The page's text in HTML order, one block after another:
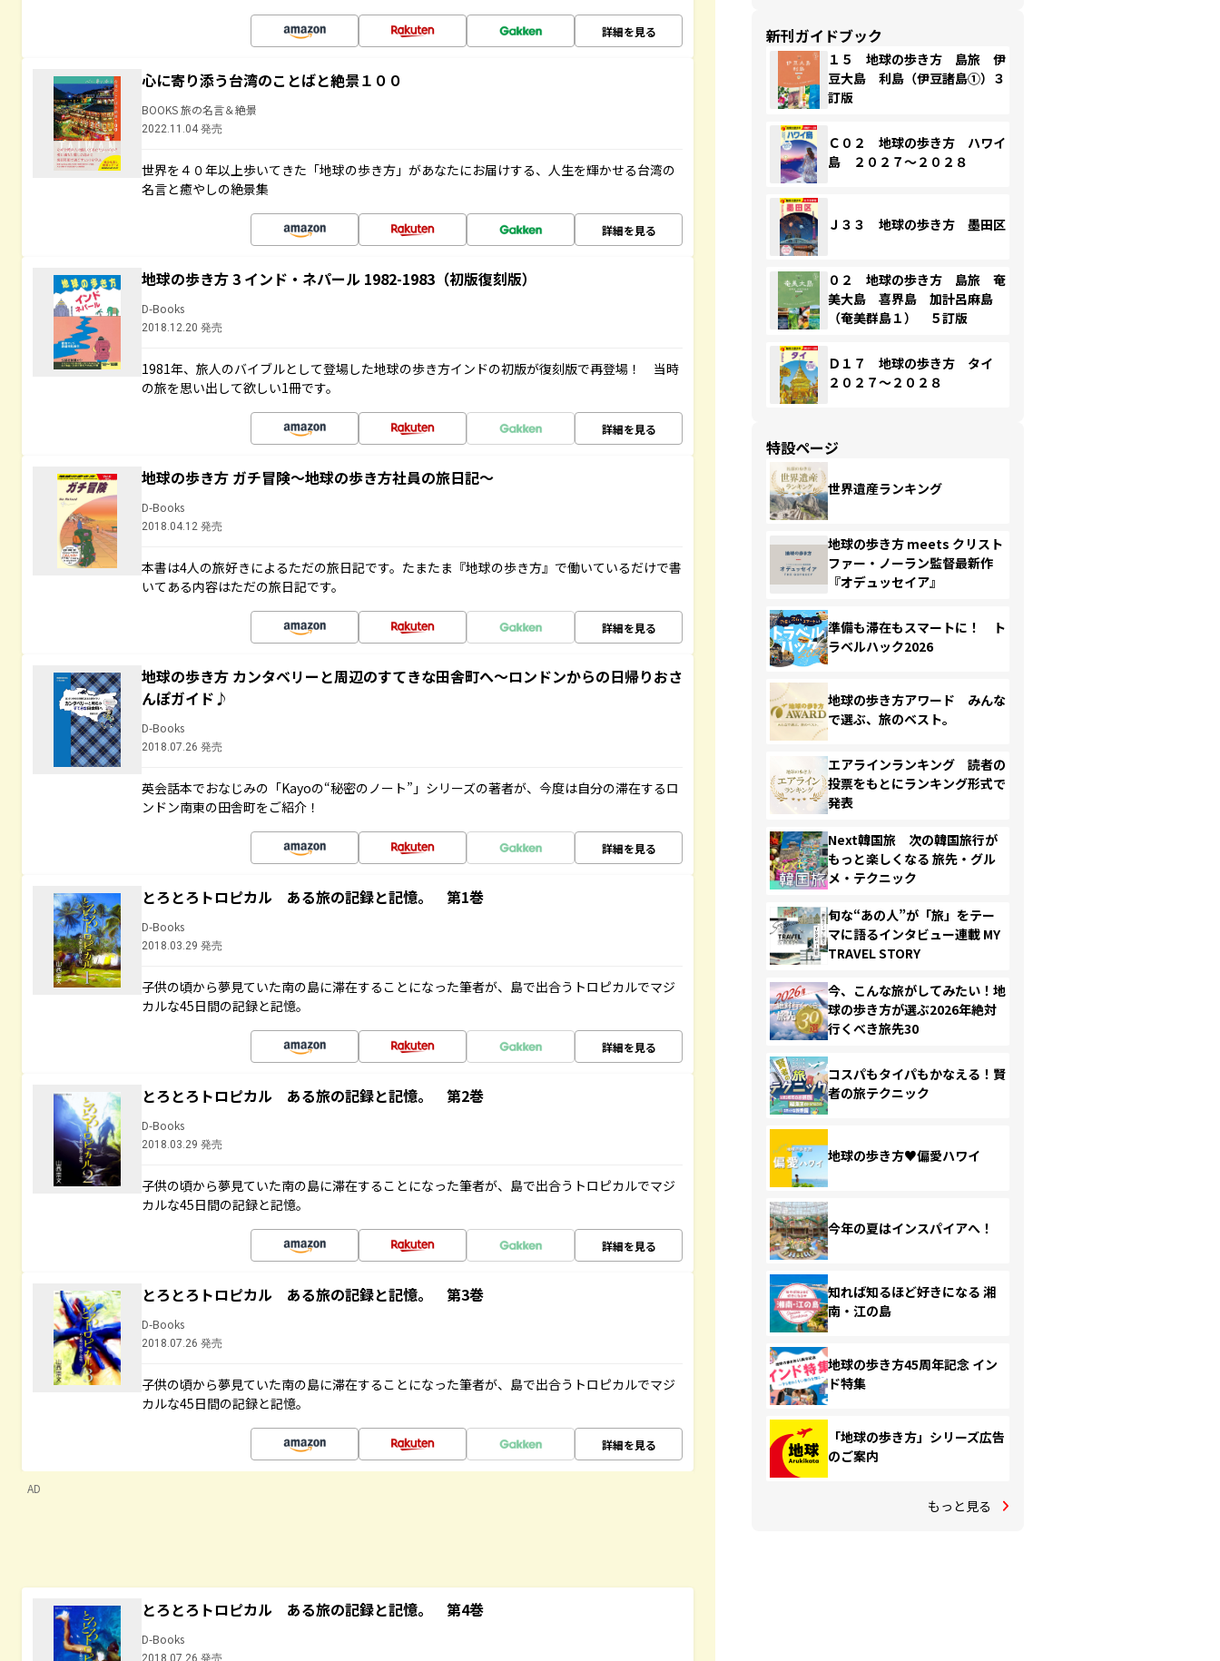
詳細を見る
心に寄り添う台湾のことばと絶景１００
BOOKS 旅の名言＆絶景
2022.11.04 発売
世界を４０年以上歩いてきた「地球の歩き方」があなたにお届けする、人生を輝かせる台湾の
名言と癒やしの絶景集
詳細を見る
地球の歩き方 3 インド・ネパール 1982-1983（初版復刻版）
D-Books
2018.12.20 発売
1981年、旅人のバイブルとして登場した地球の歩き方インドの初版が復刻版で再登場！ 当時
の旅を思い出して欲しい1冊です。
詳細を見る
地球の歩き方 ガチ冒険～地球の歩き方社員の旅日記～
D-Books
2018.04.12 発売
本書は4人の旅好きによるただの旅日記です。たまたま『地球の歩き方』で働いているだけで書
いてある内容はただの旅日記です。
詳細を見る
地球の歩き方 カンタベリーと周辺のすてきな田舎町へ～ロンドンからの日帰りおさ
んぽガイド♪
D-Books
2018.07.26 発売
英会話本でおなじみの「Kayoの“秘密のノート”」シリーズの著者が、今度は自分の滞在するロ
ンドン南東の田舎町をご紹介！
詳細を見る
とろとろトロピカル ある旅の記録と記憶。 第1巻
D-Books
2018.03.29 発売
子供の頃から夢見ていた南の島に滞在することになった筆者が、島で出合うトロピカルでマジ
カルな45日間の記録と記憶。
詳細を見る
とろとろトロピカル ある旅の記録と記憶。 第2巻
D-Books
2018.03.29 発売
子供の頃から夢見ていた南の島に滞在することになった筆者が、島で出合うトロピカルでマジ
カルな45日間の記録と記憶。
詳細を見る
とろとろトロピカル ある旅の記録と記憶。 第3巻
D-Books
2018.07.26 発売
子供の頃から夢見ていた南の島に滞在することになった筆者が、島で出合うトロピカルでマジ
カルな45日間の記録と記憶。
詳細を見る
AD
とろとろトロピカル ある旅の記録と記憶。 第4巻
D-Books
2018.07.26 発売
新刊ガイドブック
１５ 地球の歩き方 島旅 伊
豆大島 利島（伊豆諸島①）３
訂版
Ｃ０２ 地球の歩き方 ハワイ
島 ２０２７～２０２８
Ｊ３３ 地球の歩き方 墨田区
０２ 地球の歩き方 島旅 奄
美大島 喜界島 加計呂麻島
（奄美群島１） ５訂版
Ｄ１７ 地球の歩き方 タイ
２０２７～２０２８
特設ページ
世界遺産ランキング
地球の歩き方 meets クリスト
ファー・ノーラン監督最新作
『オデュッセイア』
準備も滞在もスマートに！ ト
ラベルハック2026
地球の歩き方アワード みんな
で選ぶ、旅のベスト。
エアラインランキング 読者の
投票をもとにランキング形式で
発表
Next韓国旅 次の韓国旅行が
もっと楽しくなる 旅先・グル
メ・テクニック
旬な“あの人”が「旅」をテー
マに語るインタビュー連載 MY
TRAVEL STORY
今、こんな旅がしてみたい！地
球の歩き方が選ぶ2026年絶対
行くべき旅先30
コスパもタイパもかなえる！賢
者の旅テクニック
地球の歩き方♥偏愛ハワイ
今年の夏はインスパイアへ！
知れば知るほど好きになる 湘
南・江の島
地球の歩き方45周年記念 イン
ド特集
「地球の歩き方」シリーズ広告
のご案内
もっと見る